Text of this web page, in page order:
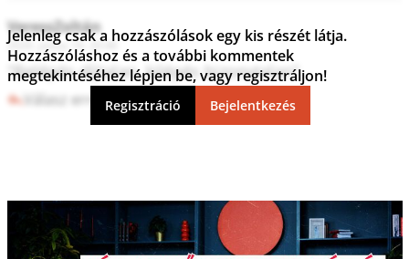
VeressZoltán
2026. június 16. 20:46
"Belépés díjtalan, kilépés bizonytalan".
Válasz erre 1 0
Jelenleg csak a hozzászólások egy kis részét látja.
Hozzászóláshoz és a további kommentek
megtekintéséhez lépjen be, vagy regisztráljon!
Regisztráció Bejelentkezés